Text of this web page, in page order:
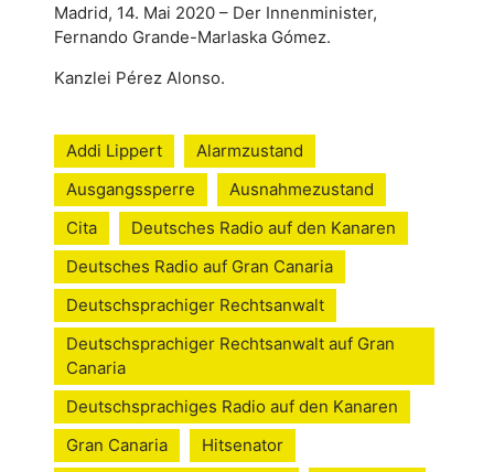
Madrid, 14. Mai 2020 – Der Innenminister,
Fernando Grande-Marlaska Gómez.
Kanzlei Pérez Alonso.
Addi Lippert
Alarmzustand
Ausgangssperre
Ausnahmezustand
Cita
Deutsches Radio auf den Kanaren
Deutsches Radio auf Gran Canaria
Deutschsprachiger Rechtsanwalt
Deutschsprachiger Rechtsanwalt auf Gran
Canaria
Deutschsprachiges Radio auf den Kanaren
Gran Canaria
Hitsenator